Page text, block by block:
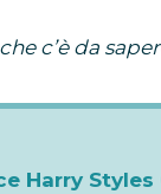
c’è da
Harry